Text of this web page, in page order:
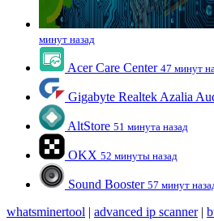
минут назад
Acer Care Center 47 минут
Gigabyte Realtek Azalia
AltStore 51 минута назад
OKX 52 минуты назад
Sound Booster 57 минут
whatsminertool | advanced ip scanner|